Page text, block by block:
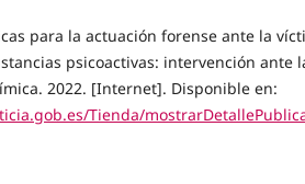
para la actuación forense ante la
psicoactivas: intervención ante
2022. [Internet]. Disponible en:
Tienda/